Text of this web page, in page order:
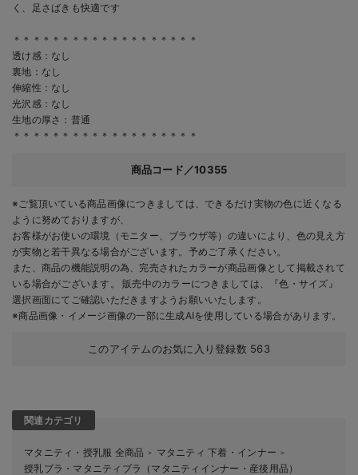
く、足さばきも快適です
＊＊＊＊＊＊＊＊＊＊＊＊＊＊＊＊＊＊＊
透け感：なし
裏地：なし
伸縮性：なし
光沢感：なし
生地の厚さ：普通
＊＊＊＊＊＊＊＊＊＊＊＊＊＊＊＊＊＊＊
商品コード／10355
※ご覧頂いている商品画像につきましては、できるだけ実物の色に近くなる
ように努めておりますが、
お客様がお使いの環境（モニター、ブラウザ等）の違いにより、色の見え方
が実物と若干異なる場合がございます。予めご了承ください。
また、商品の機能説明の為、完売されたカラーが商品画像として掲載されて
いる場合がございます。 販売中のカラーにつきましては、『色・サイズ』
選択画面にてご確認いただきますようお願いいたします。
※商品画像・イメージ画像の一部に生成AIを使用している場合があります。
このアイテムのお気に入り登録数 563
関連カテゴリ
マタニティ・授乳服 全商品 ＞ マタニティ 下着・インナー ＞
授乳ブラ・マタニティブラ（マタニティインナー・産後用品）